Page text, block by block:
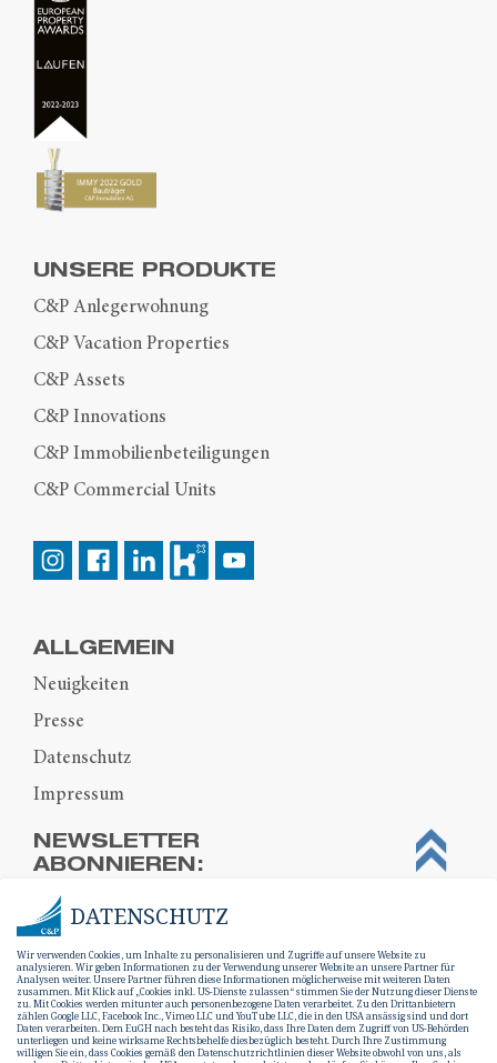
UNSERE PRODUKTE
C&P Anlegerwohnung
C&P Vacation Properties
C&P Assets
C&P Innovations
C&P Immobilienbeteiligungen
C&P Commercial Units
ALLGEMEIN
Neuigkeiten
Presse
Datenschutz
Impressum
NEWSLETTER
ABONNIEREN:
DATENSCHUTZ
Wir verwenden Cookies, um Inhalte zu personalisieren und Zugriffe auf unsere Website zu
analysieren. Wir geben Informationen zu der Verwendung unserer Website an unsere Partner für
Analysen weiter. Unsere Partner führen diese Informationen möglicherweise mit weiteren Daten
zusammen. Mit Klick auf „Cookies inkl. US-Dienste zulassen“ stimmen Sie der Nutzung dieser Dienste
zu. Mit Cookies werden mitunter auch personenbezogene Daten verarbeitet. Zu den Drittanbietern
zählen Google LLC, Facebook Inc., Vimeo LLC und YouTube LLC, die in den USA ansässig sind und dort
Daten verarbeiten. Dem EuGH nach besteht das Risiko, dass Ihre Daten dem Zugriff von US-Behörden
unterliegen und keine wirksame Rechtsbehelfe diesbezüglich besteht. Durch Ihre Zustimmung
willigen Sie ein, dass Cookies gemäß den Datenschutzrichtlinien dieser Website obwohl von uns, als